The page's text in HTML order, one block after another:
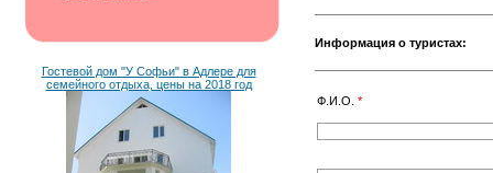
Гостевой дом "У Софьи" в Адлере для
семейного отдыха, цены на 2018 год
Информация о туристах:
Ф.И.О. *